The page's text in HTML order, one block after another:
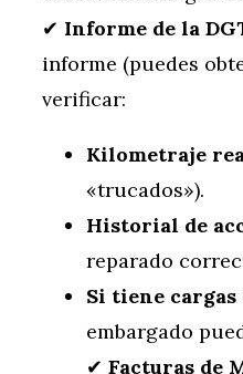
✔ Informe de la
informe (puedes
verificar:
Kilometraje
«trucados»).
Historial de
reparado
Si tiene cargas
embargado
✔ Facturas de